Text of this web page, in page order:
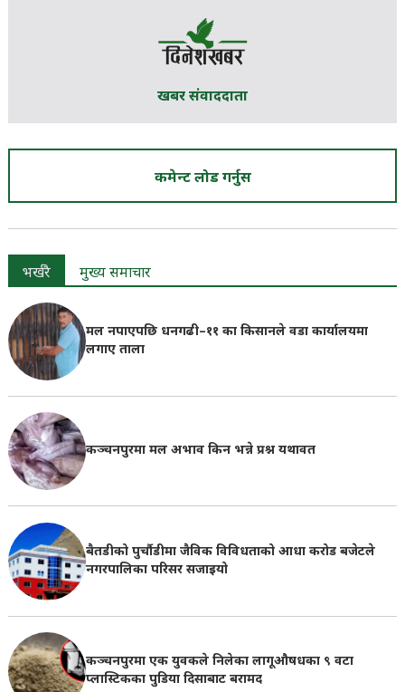
खबर संवाददाता
कमेन्ट लोड गर्नुस
भर्खरै मुख्य समाचार
मल नपाएपछि धनगढी–११ का किसानले वडा कार्यालयमा
लगाए ताला
कञ्चनपुरमा मल अभाव किन भन्ने प्रश्न यथावत
बैतडीको पुर्चौडीमा जैविक विविधताको आधा करोड बजेटले
नगरपालिका परिसर सजाइयो
कञ्चनपुरमा एक युवकले निलेका लागूऔषधका ९ वटा
प्लास्टिकका पुडिया दिसाबाट बरामद